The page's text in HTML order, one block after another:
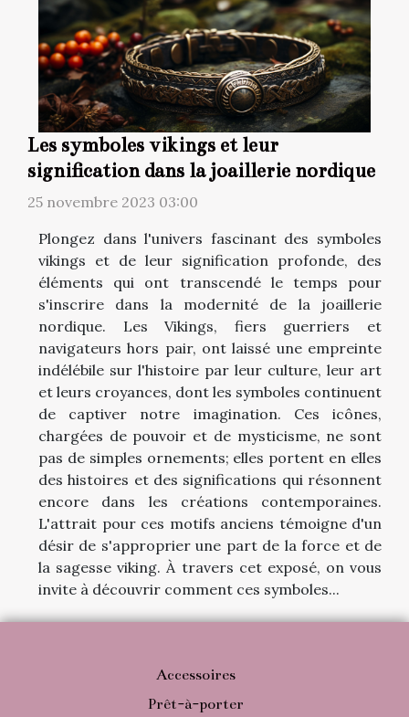
Les symboles vikings et leur
signification dans la joaillerie nordique
25 novembre 2023 03:00
Plongez dans l'univers fascinant des symboles
vikings et de leur signification profonde, des
éléments qui ont transcendé le temps pour
s'inscrire dans la modernité de la joaillerie
nordique. Les Vikings, fiers guerriers et
navigateurs hors pair, ont laissé une empreinte
indélébile sur l'histoire par leur culture, leur art
et leurs croyances, dont les symboles continuent
de captiver notre imagination. Ces icônes,
chargées de pouvoir et de mysticisme, ne sont
pas de simples ornements; elles portent en elles
des histoires et des significations qui résonnent
encore dans les créations contemporaines.
L'attrait pour ces motifs anciens témoigne d'un
désir de s'approprier une part de la force et de
la sagesse viking. À travers cet exposé, on vous
invite à découvrir comment ces symboles...
Accessoires
Prêt-à-porter